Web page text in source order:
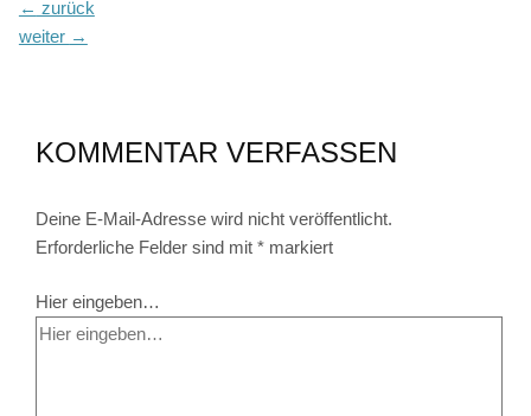
← zurück
weiter →
KOMMENTAR VERFASSEN
Deine E-Mail-Adresse wird nicht veröffentlicht.
Erforderliche Felder sind mit* markiert
Hier eingeben…